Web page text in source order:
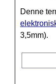
Denne
3,5mm).